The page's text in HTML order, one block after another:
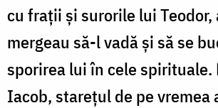
cu fraţii şi surorile lui Teodor,
mergeau să-l vadă şi să se
sporirea lui în cele spirituale.
Iacob, stareţul de pe vremea